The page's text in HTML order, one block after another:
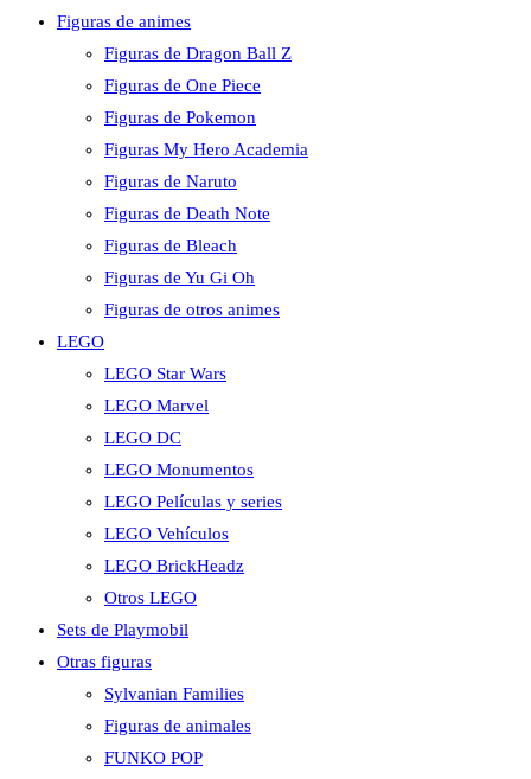
Figuras de animes
Figuras de Dragon Ball Z
Figuras de One Piece
Figuras de Pokemon
Figuras My Hero Academia
Figuras de Naruto
Figuras de Death Note
Figuras de Bleach
Figuras de Yu Gi Oh
Figuras de otros animes
LEGO
LEGO Star Wars
LEGO Marvel
LEGO DC
LEGO Monumentos
LEGO Películas y series
LEGO Vehículos
LEGO BrickHeadz
Otros LEGO
Sets de Playmobil
Otras figuras
Sylvanian Families
Figuras de animales
FUNKO POP